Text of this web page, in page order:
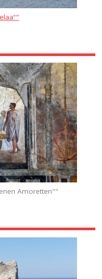
Amoretten""